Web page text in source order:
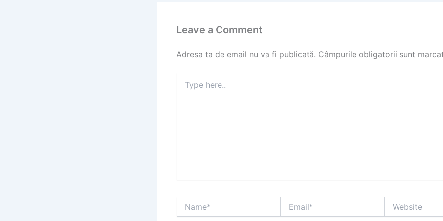
Leave a Comment
Adresa ta de email nu va fi publicată. Câmpurile obligatorii sunt
here..